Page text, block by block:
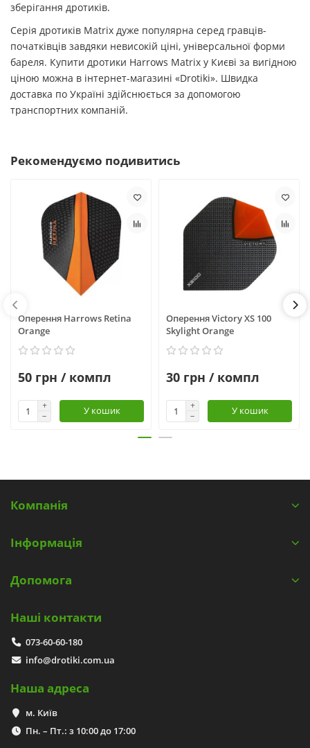
зберігання дротиків.
Серія дротиків Matrix дуже популярна серед гравців-
початківців завдяки невисокій ціні, універсальної форми
бареля. Купити дротики Harrows Matrix у Києві за вигідною
ціною можна в інтернет-магазині «Drotiki». Швидка
доставка по Україні здійснюється за допомогою
транспортних компаній.
Рекомендуємо подивитись
Оперення Harrows Retina
Orange
50 грн / компл
У кошик
Оперення Victory XS 100
Skylight Orange
30 грн / компл
У кошик
Компанія
Інформація
Допомога
Наші контакти
073-60-60-180
info@drotiki.com.ua
Наша адреса
м. Київ
Пн. – Пт.: з 10:00 до 17:00